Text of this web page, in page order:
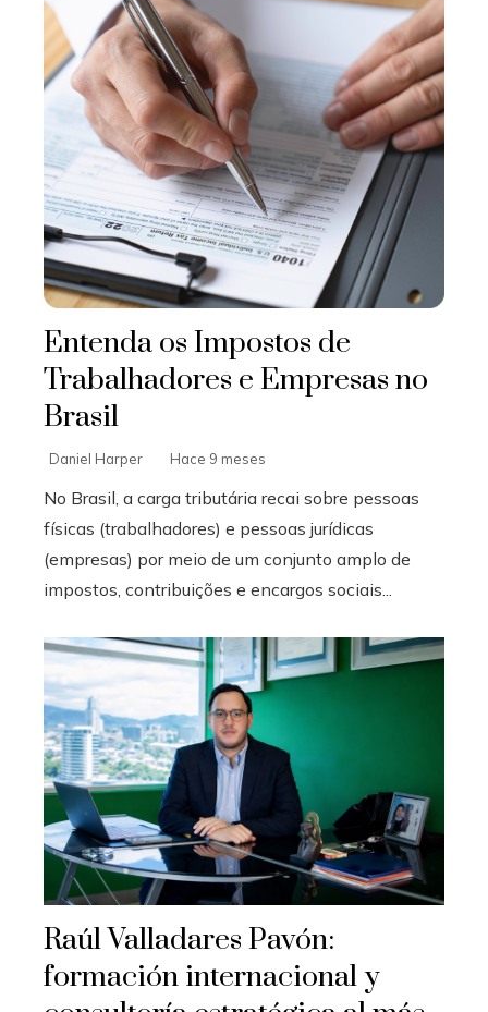
Entenda os Impostos de
Trabalhadores e Empresas no
Brasil
Daniel Harper Hace 9 meses
No Brasil, a carga tributária recai sobre pessoas
físicas (trabalhadores) e pessoas jurídicas
(empresas) por meio de um conjunto amplo de
impostos, contribuições e encargos sociais...
Raúl Valladares Pavón:
formación internacional y